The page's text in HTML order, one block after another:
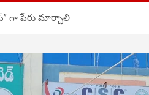
గా పేరు మార్చాలి